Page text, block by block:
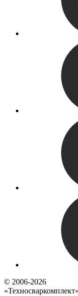
© 2006-2026
«Техносваркомплект»